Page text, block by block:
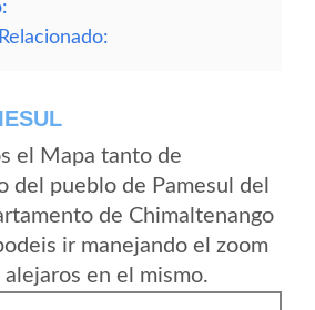
el Mapa tanto de
del pueblo de Pamesul del
de Chimaltenango
ir manejando el zoom
en el mismo.